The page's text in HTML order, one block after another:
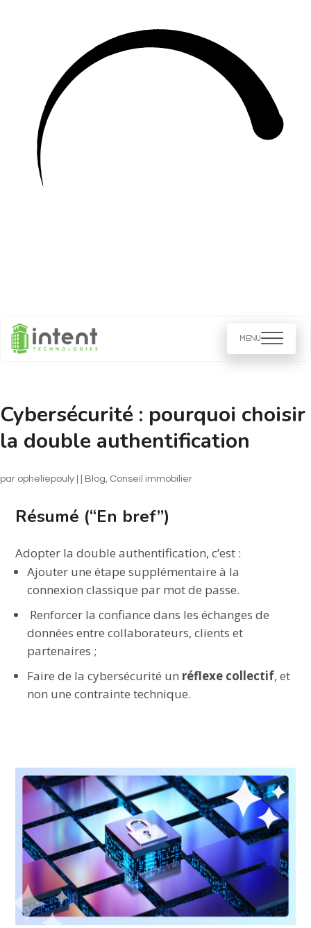
Cybersécurité : pourquoi choisir
la double authentification
par opheliepouly Blog, Conseil immobilier​
Résumé (“En bref”)
Adopter la double authentification, c’est :
Ajouter une étape supplémentaire à la
connexion classique par mot de passe.
Renforcer la confiance dans les échanges de
données entre collaborateurs, clients et
partenaires ;
Faire de la cybersécurité un réflexe collectif, et
non une contrainte technique.